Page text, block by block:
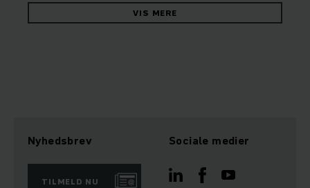
VIS MERE
Nyhedsbrev
TILMELD NU
Sociale medier